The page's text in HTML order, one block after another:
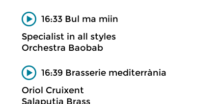
16:33 Bul ma miin
Specialist in all styles
Orchestra Baobab
16:39 Brasserie mediterrània
Oriol Cruixent
Salaputia Brass